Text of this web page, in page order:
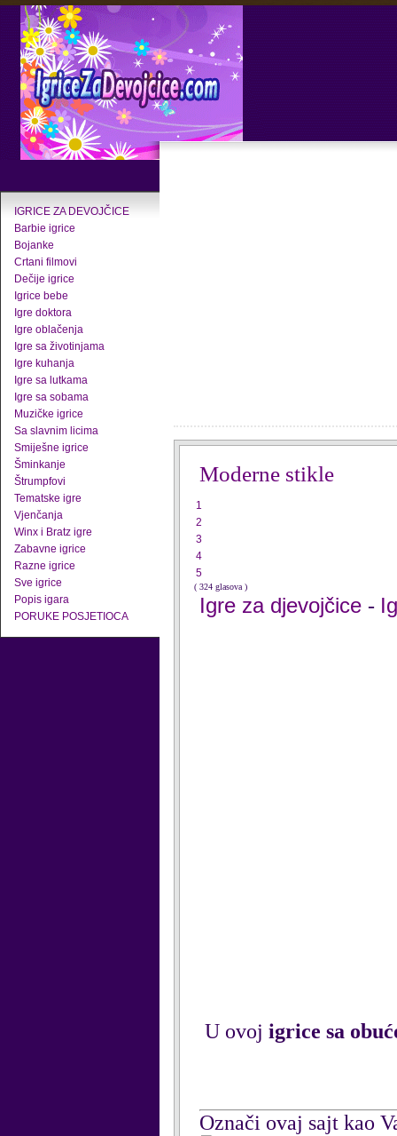
IGRICE ZA DEVOJČICE
Barbie igrice
Bojanke
Crtani filmovi
Dečije igrice
Igrice bebe
Igre doktora
Igre oblačenja
Igre sa životinjama
Igre kuhanja
Igre sa lutkama
Igre sa sobama
Muzičke igrice
Sa slavnim licima
Smiješne igrice
Šminkanje
Štrumpfovi
Tematske igre
Vjenčanja
Winx i Bratz igre
Zabavne igrice
Razne igrice
Sve igrice
Popis igara
PORUKE POSJETIOCA
Moderne stikle
1
2
3
4
5
( 324 glasova )
Igre za djevojčice -
U ovoj igrice sa
Označi ovaj sajt kao